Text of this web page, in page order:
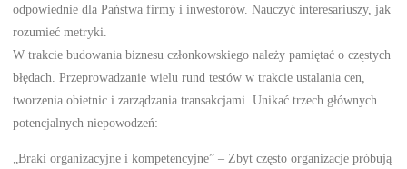
odpowiednie dla Państwa firmy i inwestorów. Nauczyć interesariuszy, jak
rozumieć metryki.
W trakcie budowania biznesu członkowskiego należy pamiętać o częstych
błędach. Przeprowadzanie wielu rund testów w trakcie ustalania cen,
tworzenia obietnic i zarządzania transakcjami. Unikać trzech głównych
potencjalnych niepowodzeń:
„Braki organizacyjne i kompetencyjne” – Zbyt często organizacje próbują